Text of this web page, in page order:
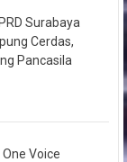
Surabaya
Cerdas,
Pancasila
Voice